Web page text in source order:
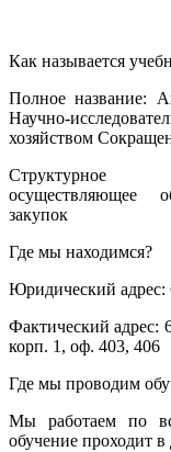
Как называется
Полное название:
Научно-
хозяйством
Структурное
осуществляющее
закупок
Где мы находимся?
Юридический адрес:
Фактический адрес:
корп. 1, оф. 403, 406
Где мы проводим
Мы работаем по
обучение проходит